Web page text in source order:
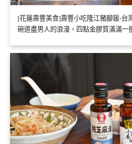
[花蓮壽豐美食]壽豐小吃隆江豬腳飯-台
碗道盡男人的浪漫，四點金膠質滿滿一